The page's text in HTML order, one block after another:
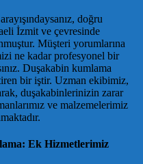
doğru
İzmit ve çevresinde
Müşteri yorumlarına
ne kadar profesyonel bir
Duşakabin kumlama
bir iştir. Uzman ekibimiz,
duşakabinlerinizin zarar
ve malzemelerimiz
Ek Hizmetlerimiz